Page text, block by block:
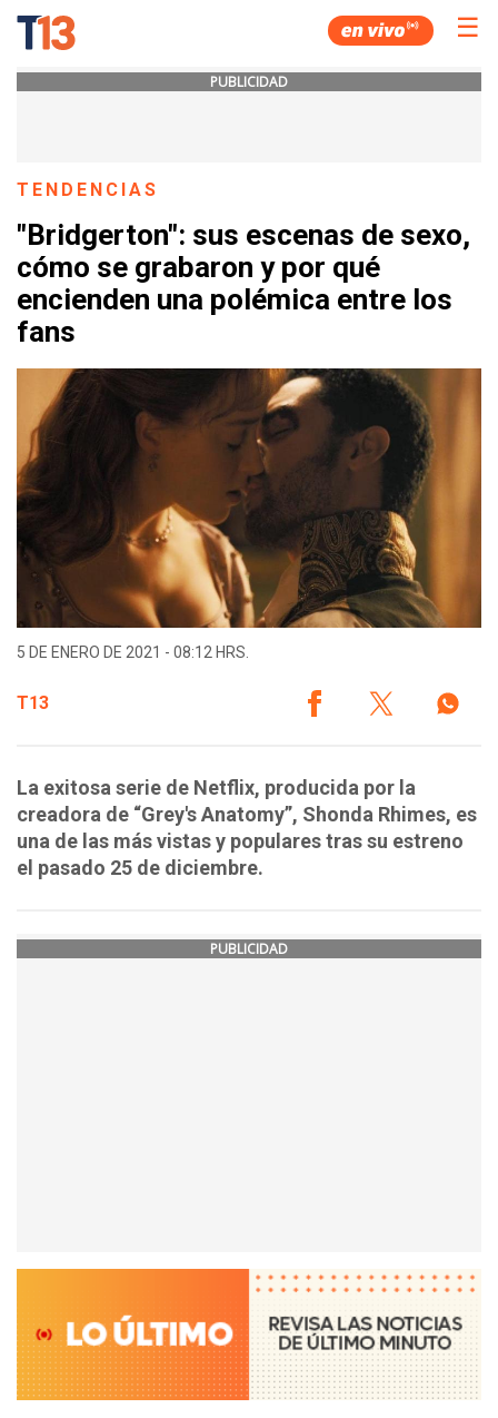
☰
PUBLICIDAD
TENDENCIAS
"Bridgerton": sus escenas de sexo,
cómo se grabaron y por qué
encienden una polémica entre los
fans
5 DE ENERO DE 2021 - 08:12 HRS.
T13
La exitosa serie de Netflix, producida por la
creadora de “Grey's Anatomy”, Shonda Rhimes, es
una de las más vistas y populares tras su estreno
el pasado 25 de diciembre.
PUBLICIDAD